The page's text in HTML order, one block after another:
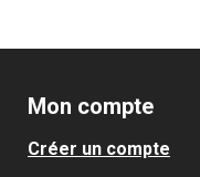
Mon compte
Créer un compte